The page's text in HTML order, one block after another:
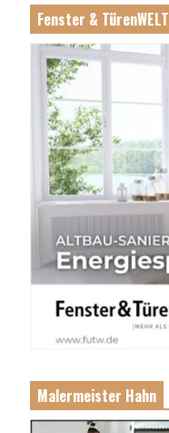
Fenster & TürenWELT
Malermeister Hahn